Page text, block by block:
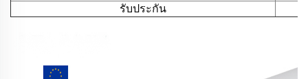
รับประกัน